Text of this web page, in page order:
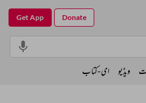
Get App Donate
ویڈیو ای-کتاب